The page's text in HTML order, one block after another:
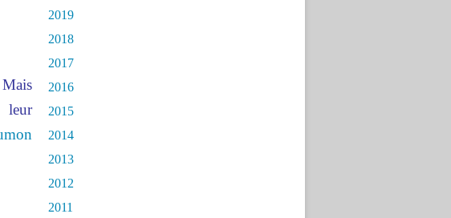
leur
2019
2018
2017
2016
2015
2014
2013
2012
2011